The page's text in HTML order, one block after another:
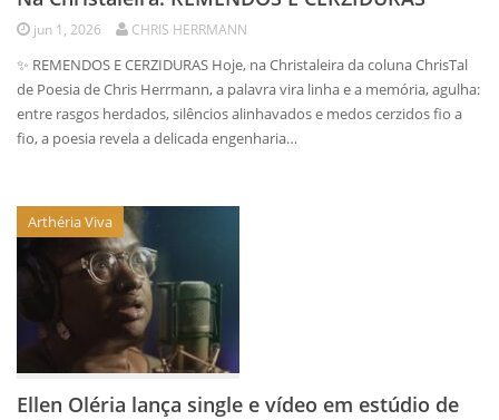
jun 1, 2026 CHRIS HERRMANN
✨ REMENDOS E CERZIDURAS Hoje, na Christaleira da coluna ChrisTal
de Poesia de Chris Herrmann, a palavra vira linha e a memória, agulha:
entre rasgos herdados, silêncios alinhavados e medos cerzidos fio a
fio, a poesia revela a delicada engenharia…
Arthéria Viva
Ellen Oléria lança single e vídeo em estúdio de